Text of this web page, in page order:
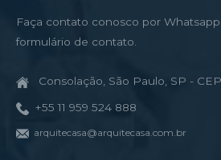
Faça contato conosco por
formulário de contato.
Consolação, São Paulo, SP -
+55 11 959 524 888
arquitecasa@arquitecasa.com.br